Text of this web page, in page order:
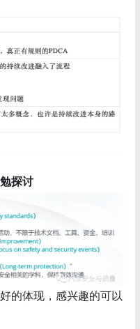
探讨
的体现，感兴趣的可以